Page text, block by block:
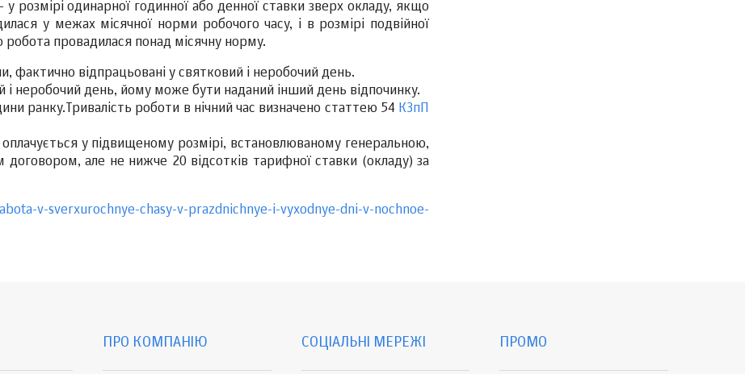
розмірі одинарної годинної або денної ставки зверх окладу, якщо
у межах місячної норми робочого часу, і в розмірі подвійної
робота провадилася понад місячну норму.
фактично відпрацьовані у святковий і неробочий день.
неробочий день, йому може бути наданий інший день відпочинку.
ранку.Тривалість роботи в нічний час визначено статтею 54 КЗпП
у підвищеному розмірі, встановлюваному генеральною,
але не нижче 20 відсотків тарифної ставки (окладу) за
v-sverxurochnye-chasy-v-prazdnichnye-i-vyxodnye-dni-v-nochnoe-
ПРО КОМПАНІЮ СОЦІАЛЬНІ МЕРЕЖІ ПРОМО